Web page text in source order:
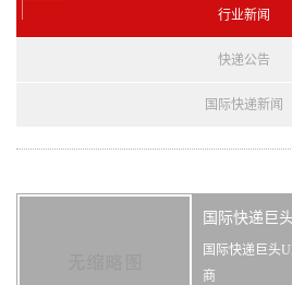
行业新闻
快递公告
国际快递新闻
国际快递巨头
商